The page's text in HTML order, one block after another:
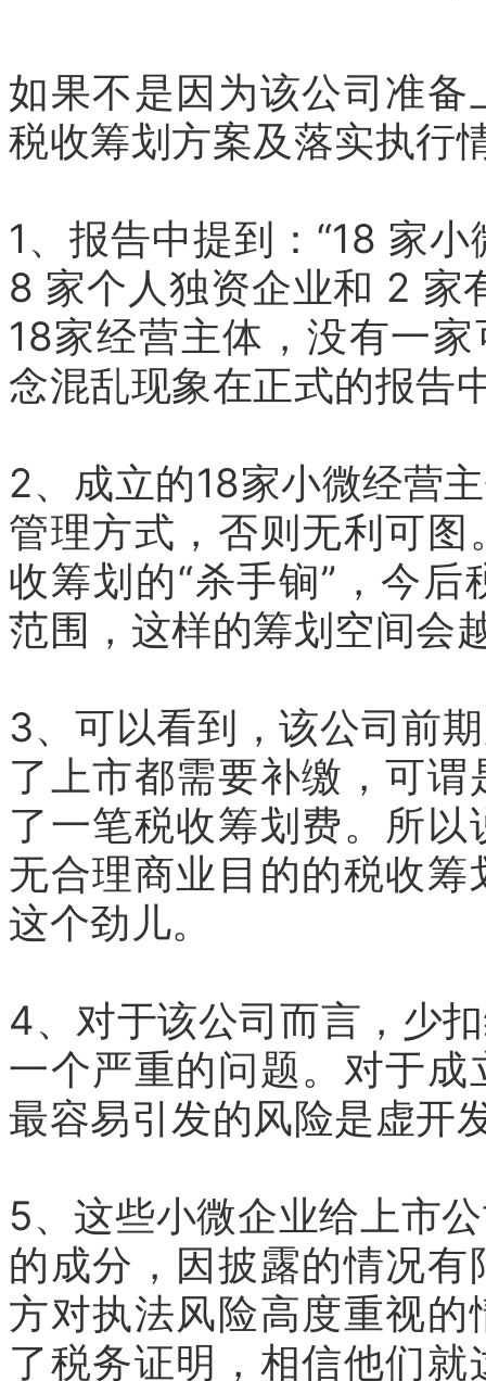
如果不是因为该公司准
税收筹划方案及落实执行
1、报告中提到：“18 家
8 家个人独资企业和 2 家
18家经营主体，没有一
念混乱现象在正式的报告
2、成立的18家小微经营
管理方式，否则无利可
收筹划的“杀手锏”，今
范围，这样的筹划空间会
3、可以看到，该公司前
了上市都需要补缴，可
了一笔税收筹划费。所
无合理商业目的的税收
这个劲儿。
4、对于该公司而言，少
一个严重的问题。对于
最容易引发的风险是虚开
5、这些小微企业给上市
的成分，因披露的情况
方对执法风险高度重视
了税务证明，相信他们